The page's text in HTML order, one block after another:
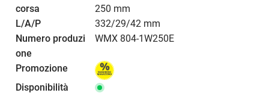
250 mm
332/29/42 mm
WMX 804-1W250E